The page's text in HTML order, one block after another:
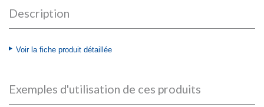
Description
Voir la fiche produit détaillée
Exemples d'utilisation de ces produits